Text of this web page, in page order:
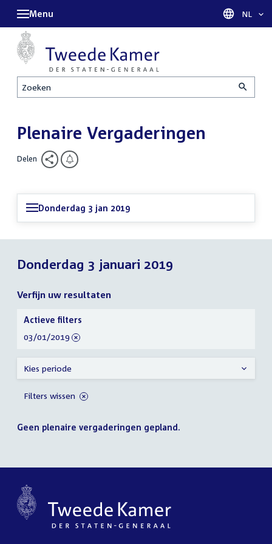
Zoeken
Menu Taal
NL
Plenaire Vergaderingen
Delen
Donderdag 3 jan 2019
Donderdag 3 januari 2019
Verfijn uw resultaten
Geen plenaire vergaderingen gepland.
Verfijn
uw
resultaten
Actieve filters
verwijder
03/01/2019
Kies periode
Filters wissen